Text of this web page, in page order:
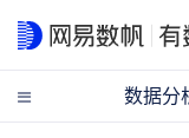
数据分